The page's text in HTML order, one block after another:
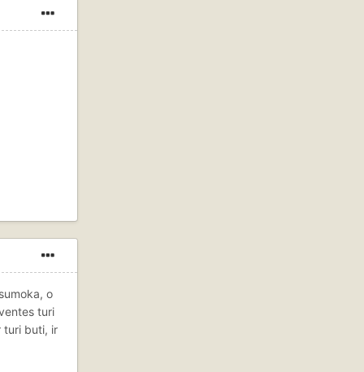
o
turi
turi buti, ir